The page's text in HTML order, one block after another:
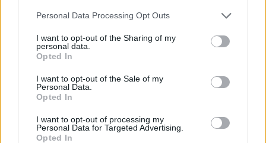
Personal Data Processing Opt Outs
I want to opt-out of the Sharing of my
personal data.
Opted In
I want to opt-out of the Sale of my
Personal Data.
Opted In
I want to opt-out of processing my
Personal Data for Targeted Advertising.
Opted In
ARTICLES CONNEXES